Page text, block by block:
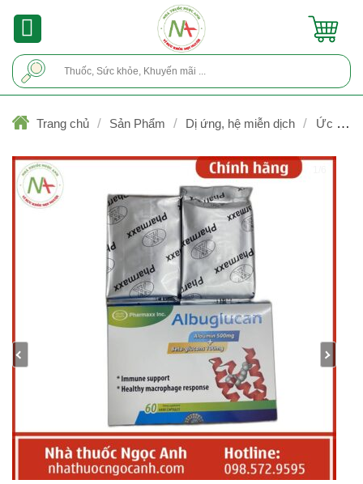
Trang chủ / Sản Phẩm / Dị ứng, hệ miễn dịch /
Ức chế